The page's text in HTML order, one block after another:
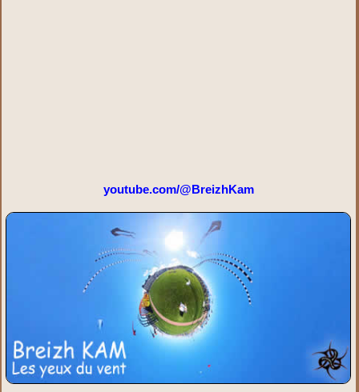
youtube.com/@BreizhKam